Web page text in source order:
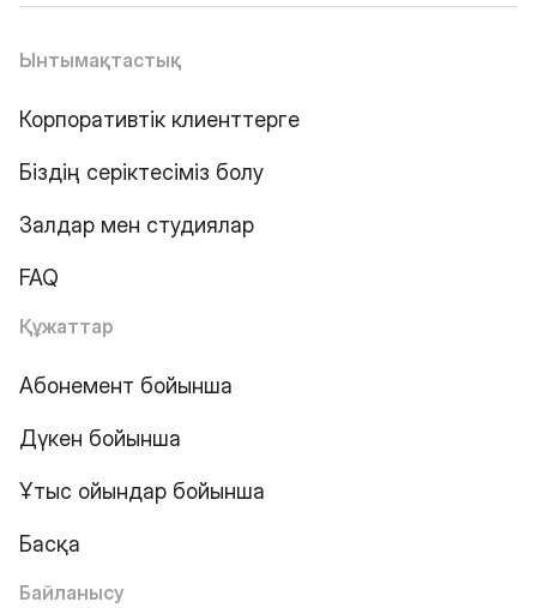
Ынтымақтастық
Корпоративтік клиенттерге
Біздің серіктесіміз болу
Залдар мен студиялар
FAQ
Құжаттар
Абонемент бойынша
Дүкен бойынша
Ұтыс ойындар бойынша
Басқа
Байланысу